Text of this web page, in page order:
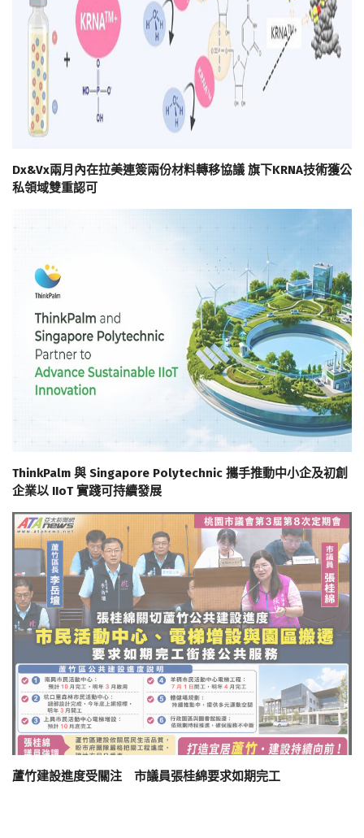
Dx&Vx兩月內在拉美連簽兩份材料轉移協議 旗下KRNA技術獲公
私領域雙重認可
ThinkPalm 與 Singapore Polytechnic 攜手推動中小企及初創
企業以 IIoT 實踐可持續發展
蘆竹建設進度受關注 市議員張桂綿要求如期完工